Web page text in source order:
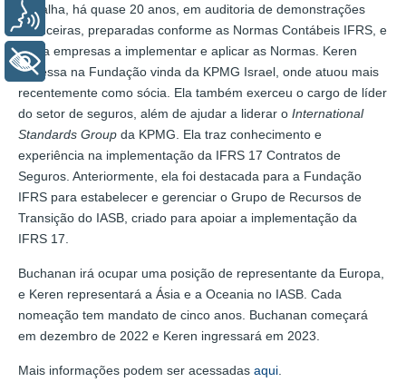
trabalha, há quase 20 anos, em auditoria de demonstrações
financeiras, preparadas conforme as Normas Contábeis IFRS, e
ajuda empresas a implementar e aplicar as Normas. Keren
ingressa na Fundação vinda da KPMG Israel, onde atuou mais
recentemente como sócia. Ela também exerceu o cargo de líder
do setor de seguros, além de ajudar a liderar o International
Standards Group da KPMG. Ela traz conhecimento e
experiência na implementação da IFRS 17 Contratos de
Seguros. Anteriormente, ela foi destacada para a Fundação
IFRS para estabelecer e gerenciar o Grupo de Recursos de
Transição do IASB, criado para apoiar a implementação da
IFRS 17.
Buchanan irá ocupar uma posição de representante da Europa,
e Keren representará a Ásia e a Oceania no IASB. Cada
nomeação tem mandato de cinco anos. Buchanan começará
em dezembro de 2022 e Keren ingressará em 2023.
Mais informações podem ser acessadas aqui
Voz
+ Acessibilidade